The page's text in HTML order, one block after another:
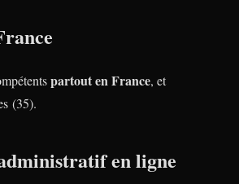
partout en France, et
(35).
en ligne